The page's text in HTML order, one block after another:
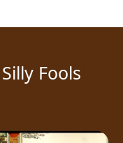
Fools